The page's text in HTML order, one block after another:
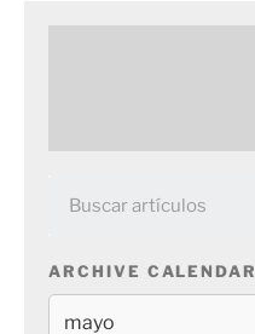
ARCHIVE CALENDAR